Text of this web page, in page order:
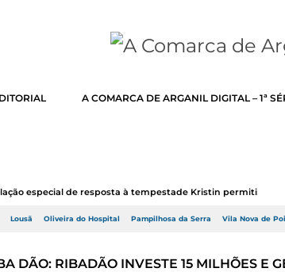
A COMARCA DE ARGANIL DIGITAL – 1ª
especial de resposta à tempestade Kristin permitir a
Lousã Oliveira do Hospital Pampilhosa da Serra Vila Nova de
DÃO: RIBADÃO INVESTE 15 MILHÕES E